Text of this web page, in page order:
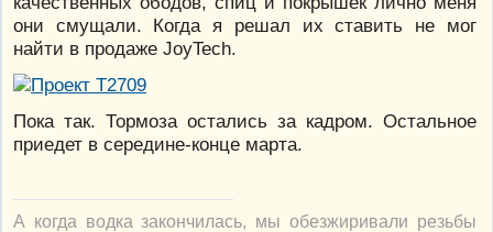
они смущали. Когда я решал их ставить не мог
найти в продаже JoyTech.
Пока так. Тормоза остались за кадром. Остальное
приедет в середине-конце марта.
А когда водка закончилась, мы обезжиривали резьбы